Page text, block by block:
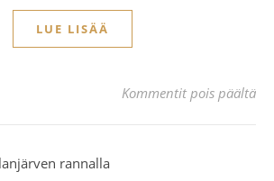
LUE LISÄÄ
Kommentit pois päältä